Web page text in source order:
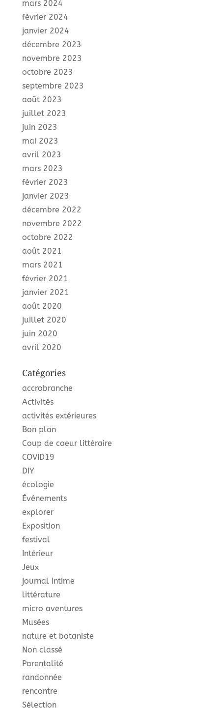
mars 2024
février 2024
janvier 2024
décembre 2023
novembre 2023
octobre 2023
septembre 2023
août 2023
juillet 2023
juin 2023
mai 2023
avril 2023
mars 2023
février 2023
janvier 2023
décembre 2022
novembre 2022
octobre 2022
août 2021
mars 2021
février 2021
janvier 2021
août 2020
juillet 2020
juin 2020
avril 2020
Catégories
accrobranche
Activités
activités extérieures
Bon plan
Coup de coeur littéraire
COVID19
DIY
écologie
Événements
explorer
Exposition
festival
Intérieur
Jeux
journal intime
littérature
micro aventures
Musées
nature et botaniste
Non classé
Parentalité
randonnée
rencontre
Sélection